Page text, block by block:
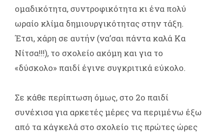
ομαδικότητα, συντροφικότητα κι ένα πολύ
ωραίο κλίμα δημιουργικότητας στην τάξη.
Έτσι, χάρη σε αυτήν (να’σαι πάντα καλά Κα
Νίτσα!!!), το σχολείο ακόμη και για το
«δύσκολο» παιδί έγινε συγκριτικά εύκολο.
Σε κάθε περίπτωση όμως, στο 2ο παιδί
συνέχισα για αρκετές μέρες να περιμένω έξω
από τα κάγκελά στο σχολείο τις πρώτες ώρες